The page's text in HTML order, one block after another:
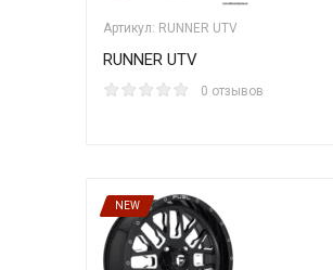
Артикул: RUNNER UTV
RUNNER UTV
0 отзывов
NEW